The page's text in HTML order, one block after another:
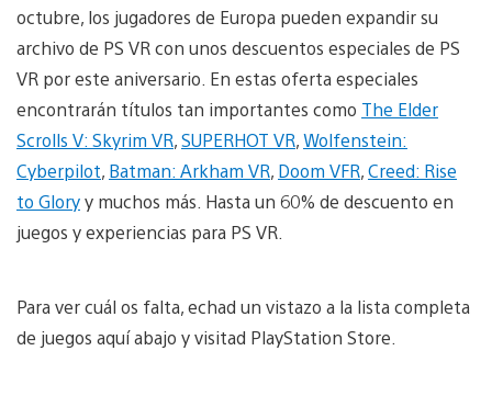
octubre, los jugadores de Europa pueden expandir su
archivo de PS VR con unos descuentos especiales de PS
VR por este aniversario. En estas oferta especiales
encontrarán títulos tan importantes como The Elder
Scrolls V: Skyrim VR,SUPERHOT VR,Wolfenstein:
Cyberpilot, Batman: Arkham VR, Doom VFR,Creed: Rise
to Gloryy muchos más. Hasta un 60% de descuento en
juegos y experiencias para PS VR.
Para ver cuál os falta, echad un vistazo a la lista completa
de juegos aquí abajo y visitad PlayStation Store.